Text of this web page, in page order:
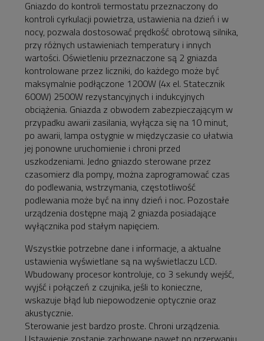
Gniazdo do kontroli termostatu przeznaczony do
kontroli cyrkulacji powietrza, ustawienia na dzień i w
nocy, pozwala dostosować prędkość obrotową silnika,
przy różnych ustawieniach temperatury i innych
wartości. Oświetleniu przeznaczone są 2 gniazda
kontrolowane przez liczniki, do każdego może być
maksymalnie podłączone 1200W (4x el. Statecznik
600W) 2500W rezystancyjnych i indukcyjnych
obciążenia. Gniazda z obwodem zabezpieczającym w
przypadku awarii zasilania, wyłącza się na 10 minut,
po awarii, lampa ostygnie w międzyczasie co ułatwia
jej ponowne uruchomienie i chroni przed
uszkodzeniami. Jedno gniazdo sterowane przez
czasomierz dla pompy, można zaprogramować czas
do podlewania, wstrzymania, częstotliwość
podlewania może być na inny dzień i noc. Pozostałe
urządzenia dostępne mają 2 gniazda posiadające
wyłącznika pod stałym napięciem.
Wszystkie potrzebne dane i informacje, a aktualne
ustawienia wyświetlane są na wyświetlaczu LCD.
Wbudowany procesor kontroluje, co 3 sekundy wejść,
wyjść i połączeń z czujnika, jeśli to konieczne,
wskazuje błąd lub niepowodzenie optycznie oraz
akustycznie.
Sterowanie jest bardzo proste. Chroni urządzenia.